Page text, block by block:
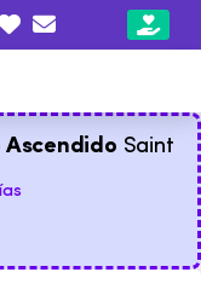
Saint